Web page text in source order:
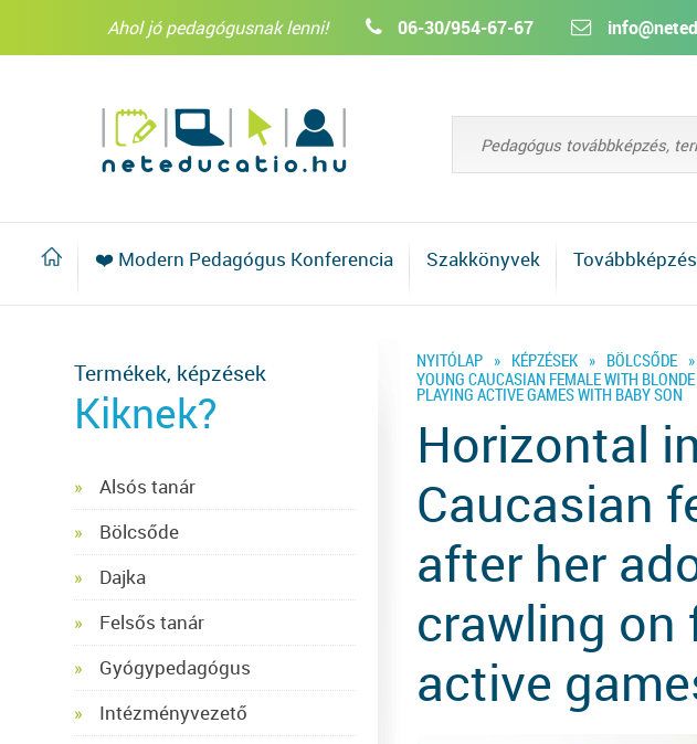
Ahol jó pedagógusnak lenni! 06-30/954-67-67
❤️ Modern Pedagógus Konferencia Szakkönyvek
NYITÓLAP » KÉPZÉSEK » BÖLCSŐDE »
YOUNG CAUCASIAN FEMALE WITH
PLAYING ACTIVE GAMES WITH BABY SON
Horizontal
Caucasian
after her
crawling on
active
Termékek, képzések
Kiknek?
Alsós tanár
Bölcsőde
Dajka
Felsős tanár
Gyógypedagógus
Intézményvezető